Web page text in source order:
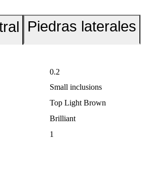
Piedras laterales
0.2
Small inclusions
Top Light Brown
Brilliant
1